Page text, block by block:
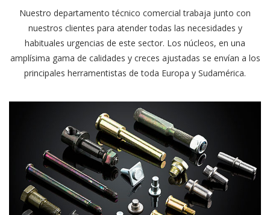
Nuestro departamento técnico comercial trabaja junto con
nuestros clientes para atender todas las necesidades y
habituales urgencias de este sector. Los núcleos, en una
amplísima gama de calidades y creces ajustadas se envían a los
principales herramentistas de toda Europa y Sudamérica.